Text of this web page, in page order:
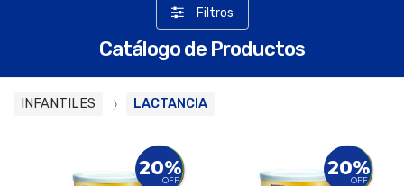
Filtros
Catálogo de Productos
INFANTILES LACTANCIA
20%
OFF
20%
OFF